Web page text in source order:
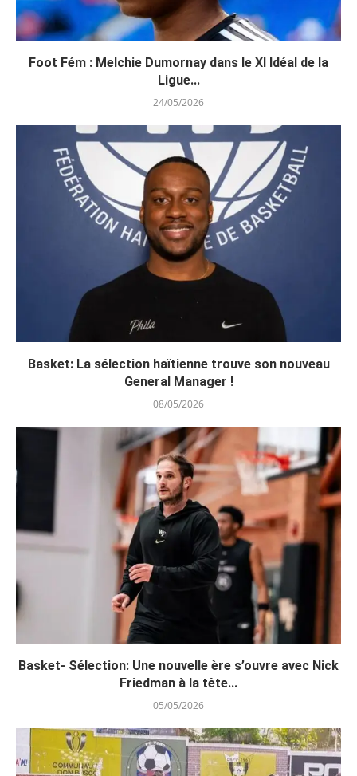
Foot Fém : Melchie Dumornay dans le XI Idéal de la
Ligue...
24/05/2026
Basket: La sélection haïtienne trouve son nouveau
General Manager !
08/05/2026
Basket- Sélection: Une nouvelle ère s’ouvre avec Nick
Friedman à la tête...
05/05/2026